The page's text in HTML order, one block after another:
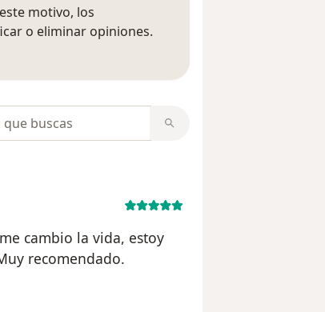
motivo, los
o eliminar opiniones.
cambio la vida, estoy
recomendado.
Stella Maris